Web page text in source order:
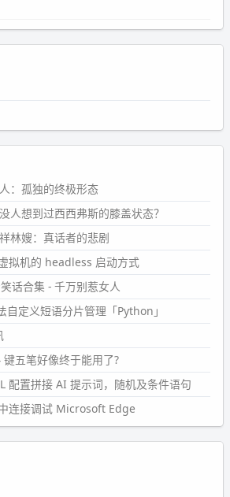
：孤独的终极形态
人想到过西西弗斯的膝盖状态？
林嫂：真话者的悲剧
拟机的 headless 启动方式
话合集 - 千万别惹女人
自定义短语分片管理「Python」
五笔好像终于能用了?
配置拼接 AI 提示词，随机及条件语句
中连接调试 Microsoft Edge